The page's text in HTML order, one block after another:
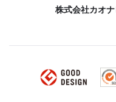
株式会社カオ